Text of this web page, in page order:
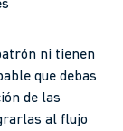
ni tienen
que debas
de las
al flujo